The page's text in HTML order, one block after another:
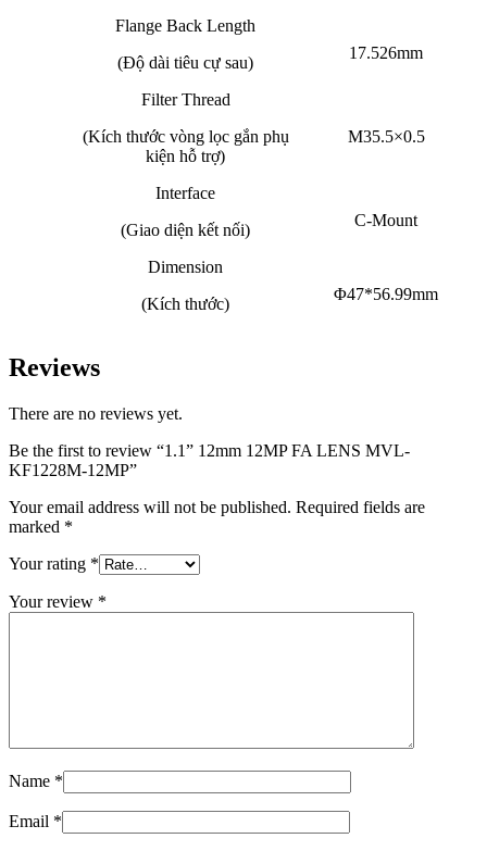
Flange Back Length
(Độ dài tiêu cự sau)
17.526mm
Filter Thread
(Kích thước vòng lọc gắn phụ
kiện hỗ trợ)
M35.5×0.5
Interface
(Giao diện kết nối)
C-Mount
Dimension
(Kích thước)
Φ47*56.99mm
Reviews
There are no reviews yet.
Be the first to review “1.1” 12mm 12MP FA LENS MVL-
KF1228M-12MP”
Your email address will not be published. Required fields are
marked *
Your rating *
Your review *
Name *
Email *